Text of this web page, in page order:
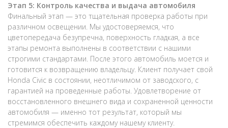
Этап 5: Контроль качества и выдача автомобиля
Финальный этап — это тщательная проверка работы при
различном освещении. Мы удостоверяемся, что
цветопередача безупречна, поверхность гладкая, а все
этапы ремонта выполнены в соответствии с нашими
строгими стандартами. После этого автомобиль моется и
готовится к возвращению владельцу. Клиент получает свой
Honda Civic в состоянии, неотличимом от заводского, с
гарантией на проведенные работы. Удовлетворение от
восстановленного внешнего вида и сохраненной ценности
автомобиля — именно тот результат, который мы
стремимся обеспечить каждому нашему клиенту.